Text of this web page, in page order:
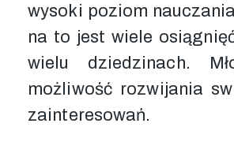
wysoki poziom
na to jest wiele
wielu dziedzinach.
możliwość rozwijania
zainteresowań.